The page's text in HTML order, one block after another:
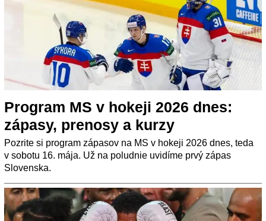
Program MS v hokeji 2026 dnes:
zápasy, prenosy a kurzy
Pozrite si program zápasov na MS v hokeji 2026 dnes, teda
v sobotu 16. mája. Už na poludnie uvidíme prvý zápas
Slovenska.